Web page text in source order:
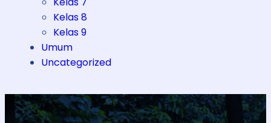
Kelas 8
Kelas 9
Umum
Uncategorized